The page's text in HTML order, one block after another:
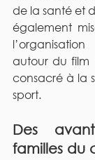
de la santé et
également
autour du film
consacré à la
sport.
Des
familles du